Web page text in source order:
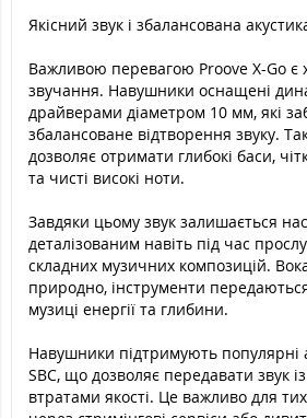
Якісний звук і збалансована
Важливою перевагою Proove X-Go є
звучання. Навушники оснащені
драйверами діаметром 10 мм, які
збалансоване відтворення звуку.
дозволяє отримати глибокі баси,
та чисті високі ноти.
Завдяки цьому звук залишається
деталізованим навіть під час
складних музичних композицій.
природно, інструменти
музиці енергії та глибини.
Навушники підтримують популярні
SBC, що дозволяє передавати звук
втратами якості. Це важливо для